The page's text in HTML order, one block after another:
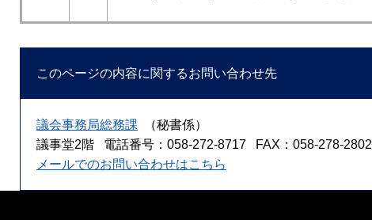
このページの内容に関するお問い合わせ先
議会事務局総務課
（秘書係）
議事堂2階
電話番号：058-272-8717
FAX：058-278-2802
メールでのお問い合わせはこちら